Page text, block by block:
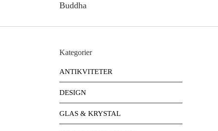
Buddha
Kategorier
ANTIKVITETER
DESIGN
GLAS & KRYSTAL